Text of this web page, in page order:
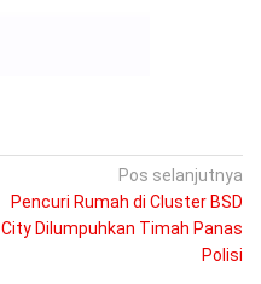
Pos selanjutnya
Pencuri Rumah di Cluster BSD
City Dilumpuhkan Timah Panas
Polisi